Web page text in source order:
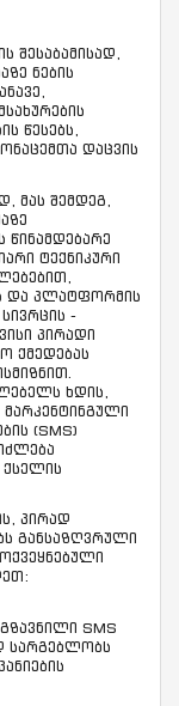
შესაბამისად,
ნების
წესებს,
დაცვის
მას შემდეგ,
წინამდებარე
ტექნიკური
და პლატფორმის
-
პირადი
ქმედებას
ხდის,
(SMS)
პირად
განსაზღვრული
SMS
სარგებლობს